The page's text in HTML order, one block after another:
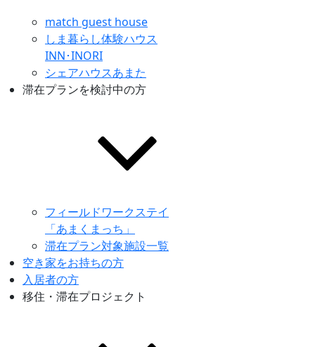
match guest house
しま暮らし体験ハウス
INN･INORI
シェアハウスあまた
滞在プランを検討中の方
フィールドワークステイ
「あまくまっち」
滞在プラン対象施設一覧
空き家をお持ちの方
入居者の方
移住・滞在プロジェクト